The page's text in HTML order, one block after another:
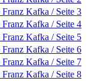
Kafka / Seite 3
Kafka / Seite 4
Kafka / Seite 5
Kafka / Seite 6
Kafka / Seite 7
Kafka / Seite 8